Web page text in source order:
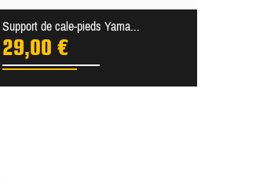
Support de cale-pieds Yama...
29,00 €